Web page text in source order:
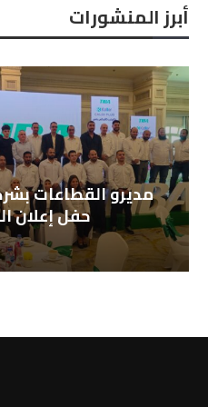
المهندس أحمد المطري، المدير
التنفيذي لشركة طيبة للتجارة...
2026-08-07
أبرز المنشورات
المهندس هاني
الأسمدة